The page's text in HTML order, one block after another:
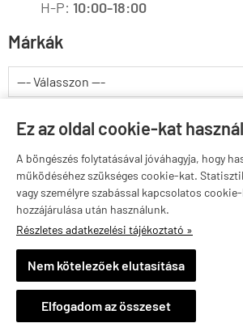
Ez az oldal cookie-kat
A böngészés folytatásával jóváhagyja, hogy
működéséhez szükséges cookie-kat.
vagy személyre szabással kapcsolatos
hozzájárulása után használunk.
Részletes adatkezelési tájékoztató »
Nem kötelezőek elutasítása
Elfogadom az összeset
H-P: 10:00-18:00
Márkák
Valuta választás
greenfoodnutrition.hu -GreenFood/Vitaminstore